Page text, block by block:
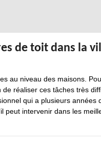
de toit dans la
au niveau des maisons.
réaliser ces tâches très
qui a plusieurs années
intervenir dans les